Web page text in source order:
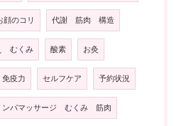
顔のコリ 代謝 筋肉 構造
むくみ 酸素 お灸
免疫力 セルフケア 予約状況
ンパマッサージ むくみ 筋肉